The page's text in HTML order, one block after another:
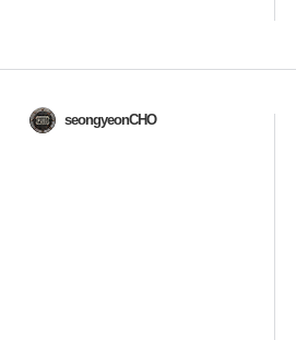
seongyeonCHO